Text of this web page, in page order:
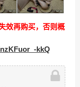
效再购买，否则概
kkQ